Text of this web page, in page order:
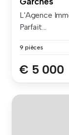
L'Agence
Parfait...
9 pièces
€ 5 000